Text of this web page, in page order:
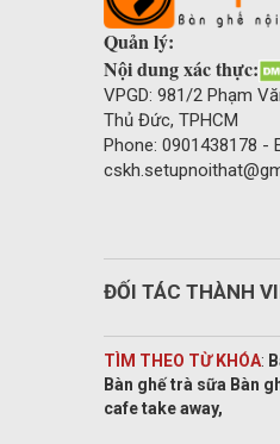
Quản lý:
Nội dung xác thực:
VPGD: 981/2 Phạm
Thủ Đức, TPHCM
Phone: 0901438178 -
ĐỐI TÁC THÀNH
TÌM THEO TỪ KHÓA:
Bàn ghế trà sữa Bàn
cafe take away,